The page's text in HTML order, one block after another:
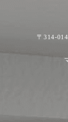
〒314-